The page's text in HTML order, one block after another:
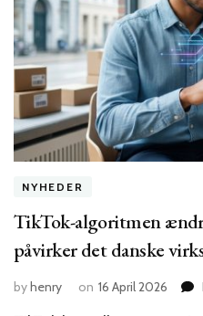
NYHEDER
TikTok-algoritmen
påvirker det danske
byhenry on 16 April 2026